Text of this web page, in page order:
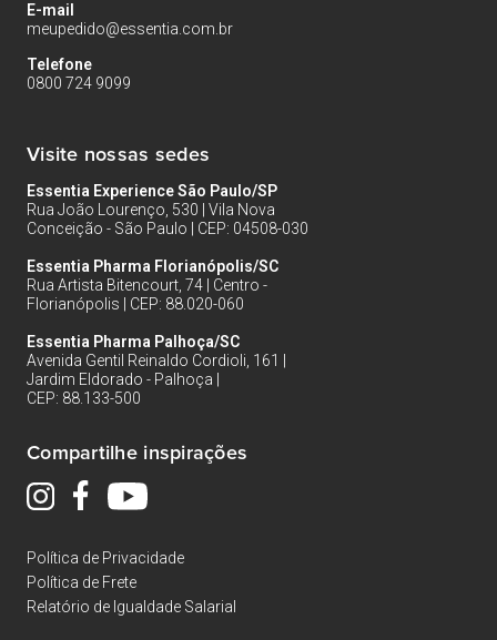
E-mail
meupedido@essentia.com.br
Telefone
0800 724 9099
Visite nossas sedes
Essentia Experience São Paulo/SP
Rua João Lourenço, 530 | Vila Nova
Conceição - São Paulo | CEP: 04508-030
Essentia Pharma Florianópolis/SC
Rua Artista Bitencourt, 74 | Centro -
Florianópolis | CEP: 88.020-060
Essentia Pharma Palhoça/SC
Avenida Gentil Reinaldo Cordioli, 161 |
Jardim Eldorado - Palhoça |
CEP: 88.133-500
Compartilhe inspirações
Política de Privacidade
Política de Frete
Relatório de Igualdade Salarial